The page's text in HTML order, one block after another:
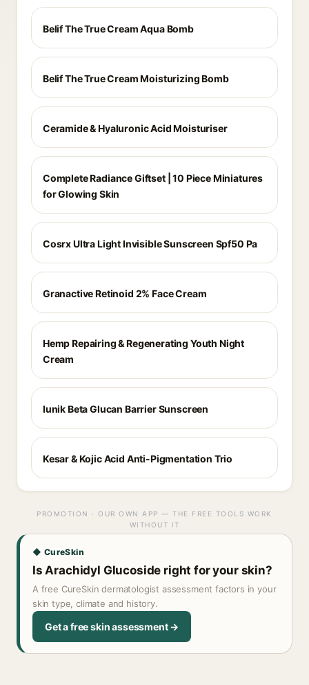
Belif The True Cream Aqua Bomb
Belif The True Cream Moisturizing Bomb
Ceramide & Hyaluronic Acid Moisturiser
Complete Radiance Giftset | 10 Piece Miniatures
for Glowing Skin
Cosrx Ultra Light Invisible Sunscreen Spf50 Pa
Granactive Retinoid 2% Face Cream
Hemp Repairing & Regenerating Youth Night
Cream
Iunik Beta Glucan Barrier Sunscreen
Kesar & Kojic Acid Anti-Pigmentation Trio
PROMOTION · OUR OWN APP — THE FREE TOOLS WORK
WITHOUT IT
◆ CureSkin
Is Arachidyl Glucoside right for your skin?
A free CureSkin dermatologist assessment factors in your
skin type, climate and history.
Get a free skin assessment →